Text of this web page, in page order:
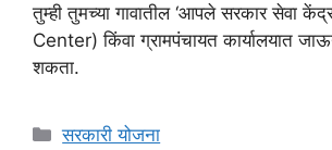
तुम्ही तुमच्या गावातील ‘आपले सरकार सेवा
Center) किंवा ग्रामपंचायत कार्यालयात
शकता.
Categories
सरकारी योजना